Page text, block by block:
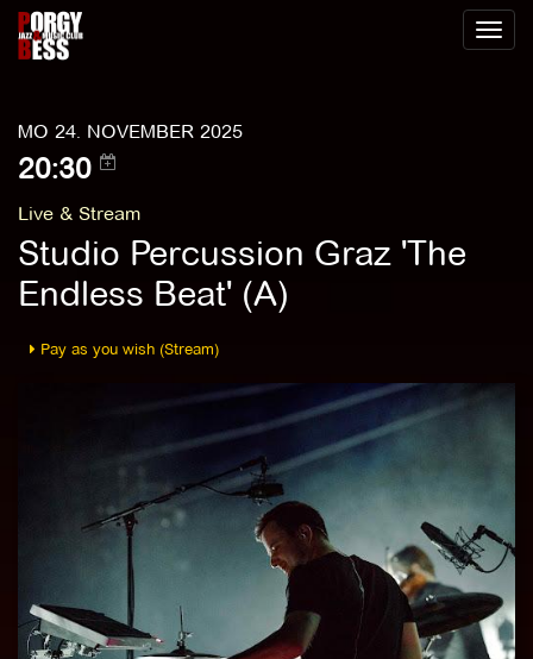
Toggle
MO 24. NOVEMBER 2025
20:30
Live & Stream
Studio Percussion Graz 'The
Endless Beat' (A)
Pay as you wish (Stream)